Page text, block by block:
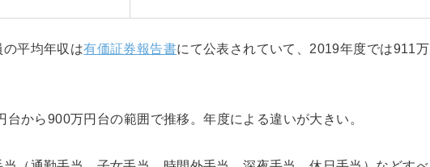
の平均年収は有価証券報告書にて公表されていて、2019年度では911万
から900万円台の範囲で推移。年度による違いが大きい。